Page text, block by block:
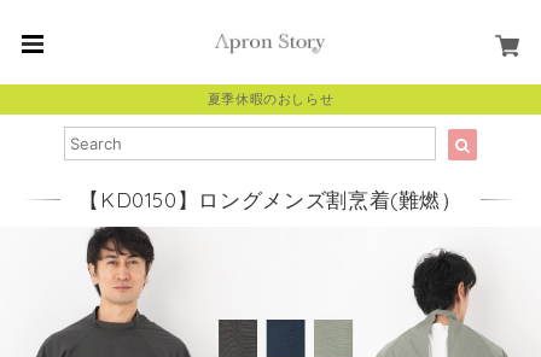
夏季休暇のおしらせ
【KD0150】ロングメンズ割烹着(難燃）